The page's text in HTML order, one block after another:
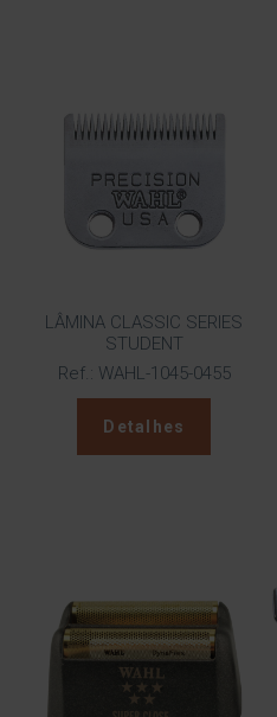
LÂMINA CLASSIC SERIES
STUDENT
Ref.: WAHL-1045-0455
Detalhes